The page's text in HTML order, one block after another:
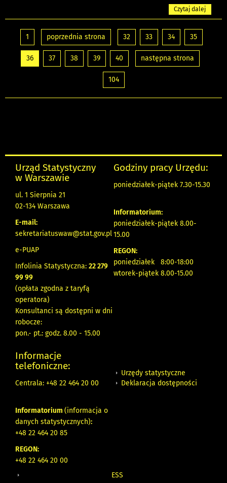
Czytaj dalej
1 poprzednia strona 32 33 34 35
36 37 38 39 40 następna strona
104
Urząd Statystyczny
w Warszawie
ul. 1 Sierpnia 21
02-134 Warszawa
E-mail:
sekretariatuswaw@stat.gov.pl
e-PUAP
Infolinia Statystyczna: 22 279
99 99
(opłata zgodna z taryfą
operatora)
Konsultanci są dostępni w dni
robocze:
pon.- pt.: godz. 8.00 - 15.00
Godziny pracy Urzędu:
poniedziałek-piątek 7.30-15.30
Informatorium:
poniedziałek-piątek 8.00-
15.00
REGON:
poniedziałek 8:00-18:00
wtorek-piątek 8.00-15.00
Informacje
telefoniczne:
Centrala: +48 22 464 20 00
Informatorium (informacja o
danych statystycznych):
+48 22 464 20 85
REGON:
+48 22 464 20 00
Urzędy statystyczne
Deklaracja dostępności
ESS